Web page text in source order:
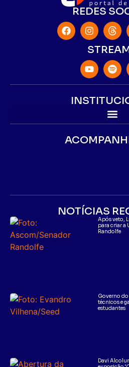
REDES
NOTÍCIAS
Após veto,
para criar a
Randolfe
Governo
técnicos e
estudantes
Davi